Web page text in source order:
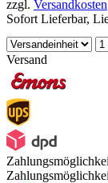
zzgl. Versandkosten
Sofort Lieferbar,
Versand